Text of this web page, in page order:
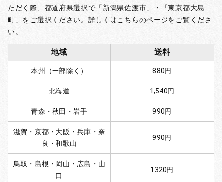
ただく際、都道府県選択で「新潟県佐渡市」・「東京都大島
町」をご選択ください。詳しくはこちらのページをご覧くださ
い。
地域 送料
本州（一部除く） 880円
北海道 1,540円
青森・秋田・岩手 990円
滋賀・京都・大阪・兵庫・奈
良・和歌山
990円
鳥取・島根・岡山・広島・山
口
1320円